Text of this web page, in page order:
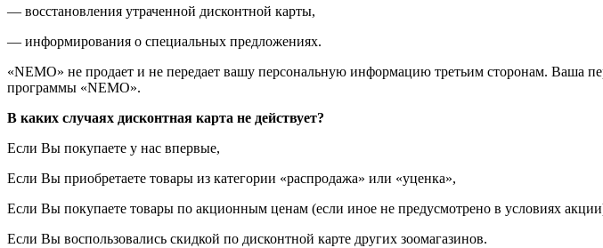
— восстановления утраченной дисконтной карты,
— информирования о специальных предложениях.
«NEMO» не продает и не передает вашу персональную информацию третьим сторонам. Ваша
программы «NEMO».
В каких случаях дисконтная карта не действует?
Если Вы покупаете у нас впервые,
Если Вы приобретаете товары из категории «распродажа» или «уценка»,
Если Вы покупаете товары по акционным ценам (если иное не предусмотрено в условиях
Если Вы воспользовались скидкой по дисконтной карте других зоомагазинов.